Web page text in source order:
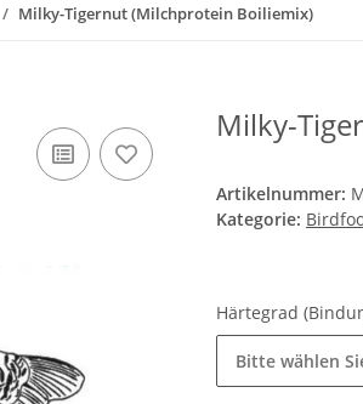
Milky-Tigernut (Milchprotein Boiliemix)
Milky-
Artikelnummer:
Kategorie:
Härtegrad
Bitte wählen